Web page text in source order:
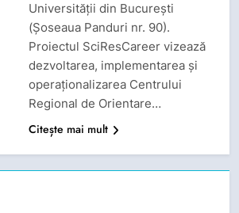
Universității din București
(Șoseaua Panduri nr. 90).
Proiectul SciResCareer vizează
dezvoltarea, implementarea și
operaționalizarea Centrului
Regional de Orientare…
Citește mai mult